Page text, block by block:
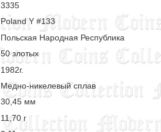
3335
Poland Y #133
Польская Народная Республика
50 злотых
1982г.
Медно-никелевый сплав
30,45 мм
11,70 г